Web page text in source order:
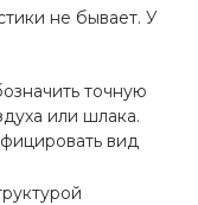
не бывает. У
точную
или шлака.
вид